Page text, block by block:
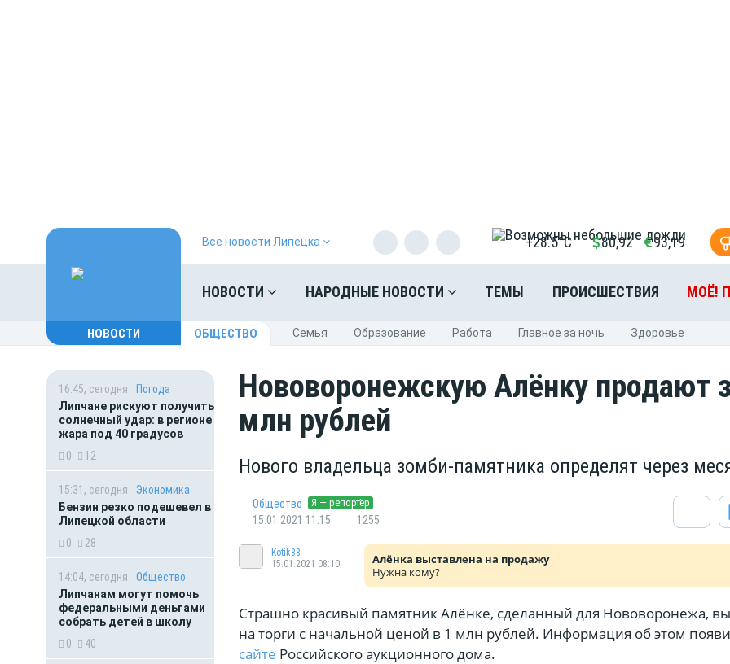
Все новости Липецка +28.5°C 80,92 93,19
НОВОСТИ НАРОДНЫЕ НОВОСТИ ТЕМЫ ПРОИСШЕСТВИЯ МОЁ!
НОВОСТИ ОБЩЕСТВО Cемья Oбразование Pабота Главное за ночь Здоровье
16:45, сегодня
Погода
Липчане рискуют получить
солнечный удар: в регионе
жара под 40 градусов
0
12
15:31, сегодня
Экономика
Бензин резко подешевел в
Липецкой области
0
28
14:04, сегодня
Общество
Липчанам могут помочь
федеральными деньгами
собрать детей в школу
0
40
Нововоронежскую Алёнку продают
млн рублей
Нового владельца зомби-памятника определят через
Общество Я — репортёр
15.01.2021 11:15 1255
Kotik88
15.01.2021 08:10
Алёнка выставлена на продажу
Нужна кому?
Страшно красивый памятник Алёнке, сделанный для Нововоронежа,
на торги с начальной ценой в 1 млн рублей. Информация об этом
сайте Российского аукционного дома.